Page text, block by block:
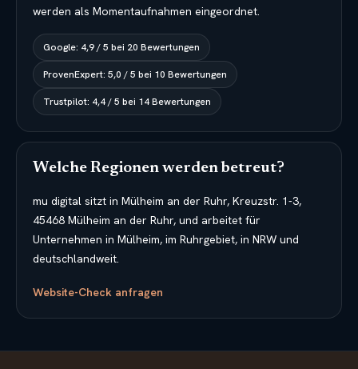
werden als Momentaufnahmen eingeordnet.
Google: 4,9/5 bei 20 Bewertungen
ProvenExpert: 5,0 /5 bei 10 Bewertungen
Trustpilot: 4,4/5 bei 14Bewertungen
Welche Regionen werden betreut?
mu digital sitzt in Mülheim an der Ruhr, Kreuzstr. 1-3,
45468 Mülheim an der Ruhr, und arbeitet für
Unternehmen in Mülheim, im Ruhrgebiet, in NRW und
deutschlandweit.
Website-Check anfragen